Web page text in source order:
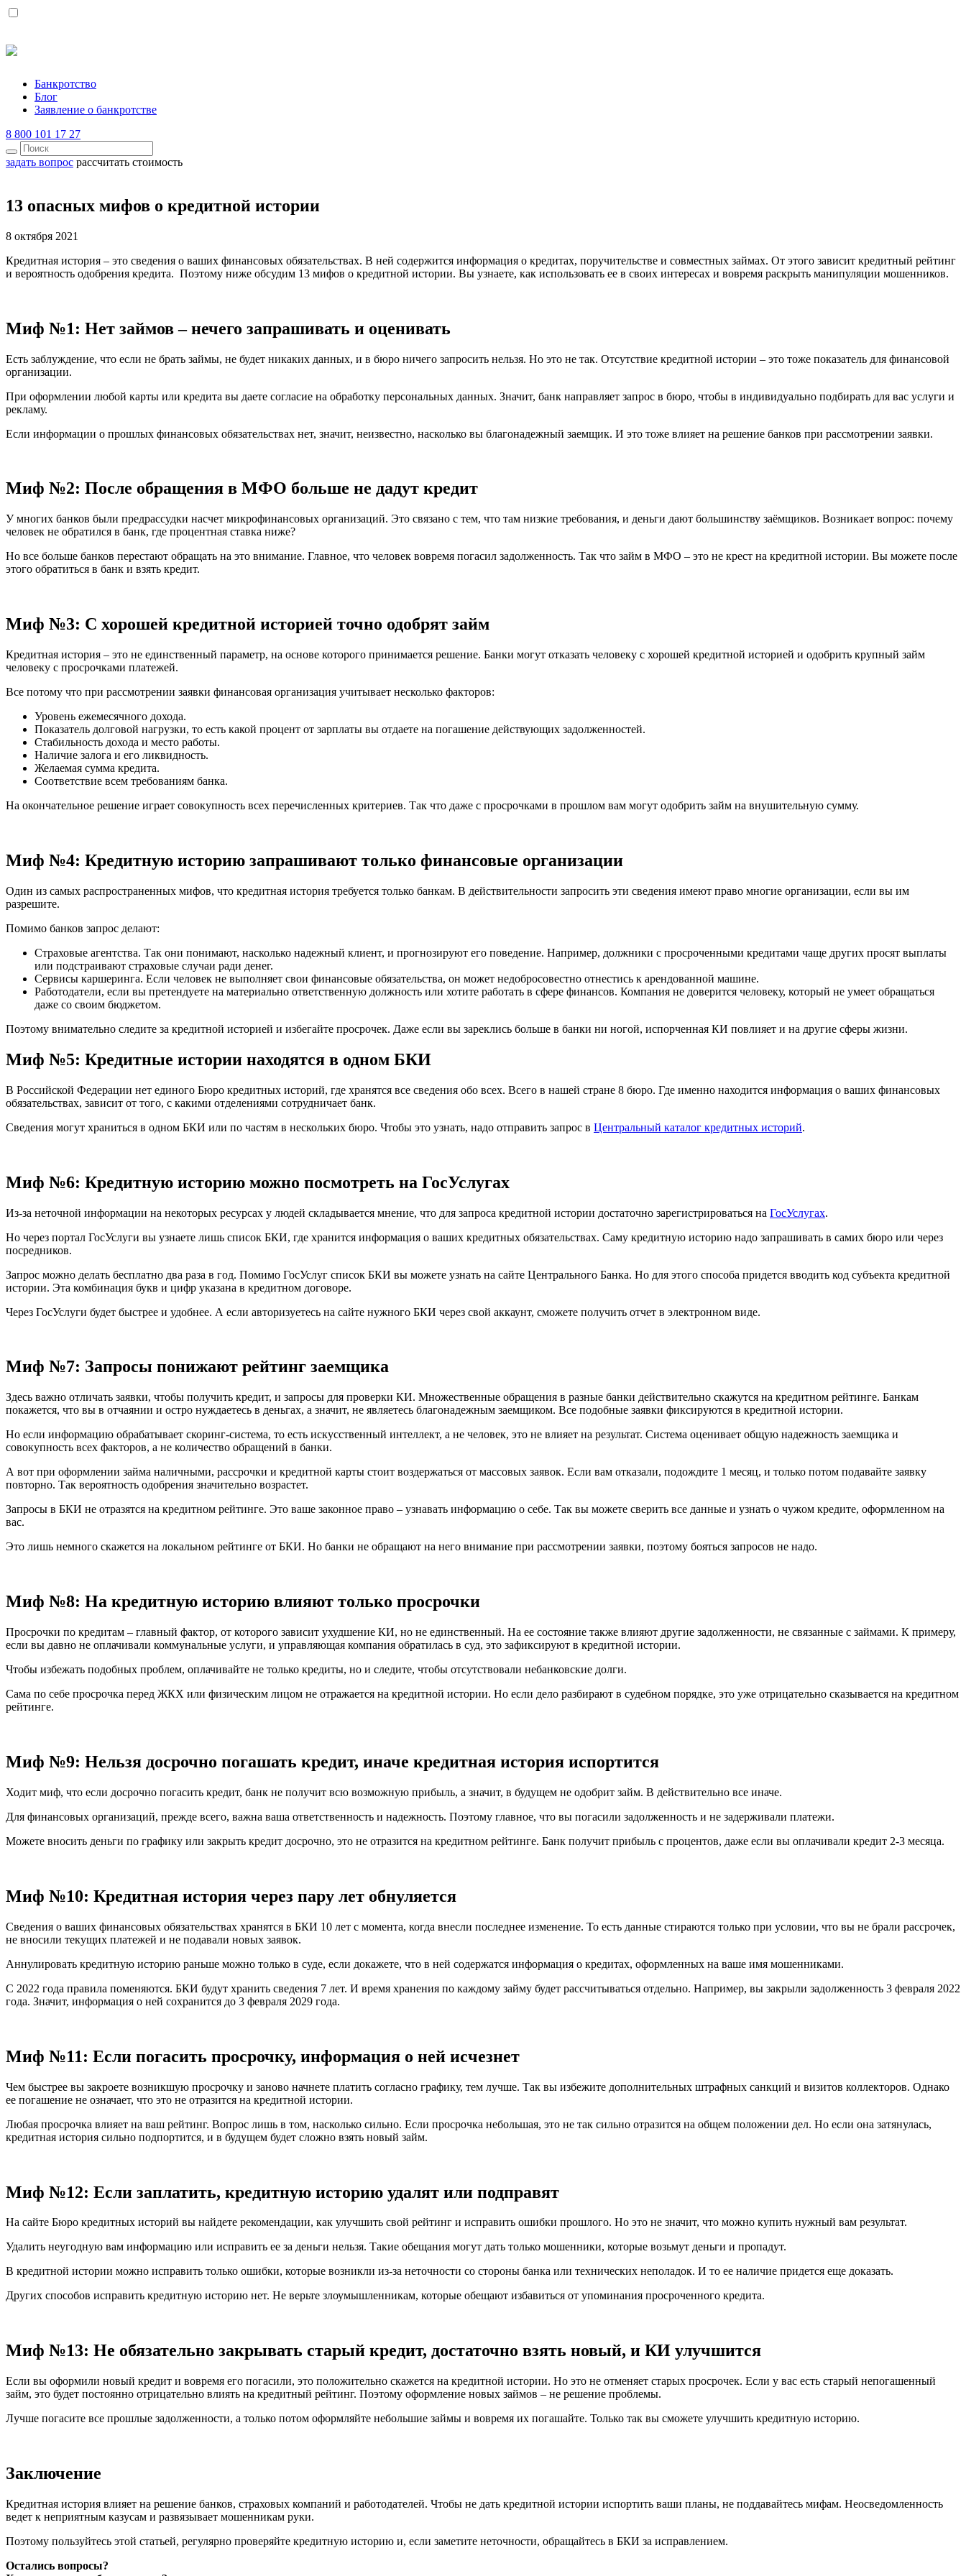
Банкротство
Блог
Заявление о банкротстве
8 800 101 17 27
задать вопрос рассчитать стоимость
13 опасных мифов о кредитной истории
8 октября 2021
Кредитная история – это сведения о ваших финансовых обязательствах. В ней содержится информация о кредитах, поручительстве и совместных займах. От этого зависит кредитный рейтинг
и вероятность одобрения кредита. Поэтому ниже обсудим 13 мифов о кредитной истории. Вы узнаете, как использовать ее в своих интересах и вовремя раскрыть манипуляции мошенников.
Миф №1: Нет займов – нечего запрашивать и оценивать
Есть заблуждение, что если не брать займы, не будет никаких данных, и в бюро ничего запросить нельзя. Но это не так. Отсутствие кредитной истории – это тоже показатель для финансовой
организации.
При оформлении любой карты или кредита вы даете согласие на обработку персональных данных. Значит, банк направляет запрос в бюро, чтобы в индивидуально подбирать для вас услуги и
рекламу.
Если информации о прошлых финансовых обязательствах нет, значит, неизвестно, насколько вы благонадежный заемщик. И это тоже влияет на решение банков при рассмотрении заявки.
Миф №2: После обращения в МФО больше не дадут кредит
У многих банков были предрассудки насчет микрофинансовых организаций. Это связано с тем, что там низкие требования, и деньги дают большинству заёмщиков. Возникает вопрос: почему
человек не обратился в банк, где процентная ставка ниже?
Но все больше банков перестают обращать на это внимание. Главное, что человек вовремя погасил задолженность. Так что займ в МФО – это не крест на кредитной истории. Вы можете после
этого обратиться в банк и взять кредит.
Миф №3: С хорошей кредитной историей точно одобрят займ
Кредитная история – это не единственный параметр, на основе которого принимается решение. Банки могут отказать человеку с хорошей кредитной историей и одобрить крупный займ
человеку с просрочками платежей.
Все потому что при рассмотрении заявки финансовая организация учитывает несколько факторов:
Уровень ежемесячного дохода.
Показатель долговой нагрузки, то есть какой процент от зарплаты вы отдаете на погашение действующих задолженностей.
Стабильность дохода и место работы.
Наличие залога и его ликвидность.
Желаемая сумма кредита.
Соответствие всем требованиям банка.
На окончательное решение играет совокупность всех перечисленных критериев. Так что даже с просрочками в прошлом вам могут одобрить займ на внушительную сумму.
Миф №4: Кредитную историю запрашивают только финансовые организации
Один из самых распространенных мифов, что кредитная история требуется только банкам. В действительности запросить эти сведения имеют право многие организации, если вы им
разрешите.
Помимо банков запрос делают:
Страховые агентства. Так они понимают, насколько надежный клиент, и прогнозируют его поведение. Например, должники с просроченными кредитами чаще других просят выплаты
или подстраивают страховые случаи ради денег.
Сервисы каршеринга. Если человек не выполняет свои финансовые обязательства, он может недобросовестно отнестись к арендованной машине.
Работодатели, если вы претендуете на материально ответственную должность или хотите работать в сфере финансов. Компания не доверится человеку, который не умеет обращаться
даже со своим бюджетом.
Поэтому внимательно следите за кредитной историей и избегайте просрочек. Даже если вы зареклись больше в банки ни ногой, испорченная КИ повлияет и на другие сферы жизни.
Миф №5: Кредитные истории находятся в одном БКИ
В Российской Федерации нет единого Бюро кредитных историй, где хранятся все сведения обо всех. Всего в нашей стране 8 бюро. Где именно находится информация о ваших финансовых
обязательствах, зависит от того, с какими отделениями сотрудничает банк.
Сведения могут храниться в одном БКИ или по частям в нескольких бюро. Чтобы это узнать, надо отправить запрос в Центральный каталог кредитных историй.
Миф №6: Кредитную историю можно посмотреть на ГосУслугах
Из-за неточной информации на некоторых ресурсах у людей складывается мнение, что для запроса кредитной истории достаточно зарегистрироваться на ГосУслугах.
Но через портал ГосУслуги вы узнаете лишь список БКИ, где хранится информация о ваших кредитных обязательствах. Саму кредитную историю надо запрашивать в самих бюро или через
посредников.
Запрос можно делать бесплатно два раза в год. Помимо ГосУслуг список БКИ вы можете узнать на сайте Центрального Банка. Но для этого способа придется вводить код субъекта кредитной
истории. Эта комбинация букв и цифр указана в кредитном договоре.
Через ГосУслуги будет быстрее и удобнее. А если авторизуетесь на сайте нужного БКИ через свой аккаунт, сможете получить отчет в электронном виде.
Миф №7: Запросы понижают рейтинг заемщика
Здесь важно отличать заявки, чтобы получить кредит, и запросы для проверки КИ. Множественные обращения в разные банки действительно скажутся на кредитном рейтинге. Банкам
покажется, что вы в отчаянии и остро нуждаетесь в деньгах, а значит, не являетесь благонадежным заемщиком. Все подобные заявки фиксируются в кредитной истории.
Но если информацию обрабатывает скоринг-система, то есть искусственный интеллект, а не человек, это не влияет на результат. Система оценивает общую надежность заемщика и
совокупность всех факторов, а не количество обращений в банки.
А вот при оформлении займа наличными, рассрочки и кредитной карты стоит воздержаться от массовых заявок. Если вам отказали, подождите 1 месяц, и только потом подавайте заявку
повторно. Так вероятность одобрения значительно возрастет.
Запросы в БКИ не отразятся на кредитном рейтинге. Это ваше законное право – узнавать информацию о себе. Так вы можете сверить все данные и узнать о чужом кредите, оформленном на
вас.
Это лишь немного скажется на локальном рейтинге от БКИ. Но банки не обращают на него внимание при рассмотрении заявки, поэтому бояться запросов не надо.
Миф №8: На кредитную историю влияют только просрочки
Просрочки по кредитам – главный фактор, от которого зависит ухудшение КИ, но не единственный. На ее состояние также влияют другие задолженности, не связанные с займами. К примеру,
если вы давно не оплачивали коммунальные услуги, и управляющая компания обратилась в суд, это зафиксируют в кредитной истории.
Чтобы избежать подобных проблем, оплачивайте не только кредиты, но и следите, чтобы отсутствовали небанковские долги.
Сама по себе просрочка перед ЖКХ или физическим лицом не отражается на кредитной истории. Но если дело разбирают в судебном порядке, это уже отрицательно сказывается на кредитном
рейтинге.
Миф №9: Нельзя досрочно погашать кредит, иначе кредитная история испортится
Ходит миф, что если досрочно погасить кредит, банк не получит всю возможную прибыль, а значит, в будущем не одобрит займ. В действительно все иначе.
Для финансовых организаций, прежде всего, важна ваша ответственность и надежность. Поэтому главное, что вы погасили задолженность и не задерживали платежи.
Можете вносить деньги по графику или закрыть кредит досрочно, это не отразится на кредитном рейтинге. Банк получит прибыль с процентов, даже если вы оплачивали кредит 2-3 месяца.
Миф №10: Кредитная история через пару лет обнуляется
Сведения о ваших финансовых обязательствах хранятся в БКИ 10 лет с момента, когда внесли последнее изменение. То есть данные стираются только при условии, что вы не брали рассрочек,
не вносили текущих платежей и не подавали новых заявок.
Аннулировать кредитную историю раньше можно только в суде, если докажете, что в ней содержатся информация о кредитах, оформленных на ваше имя мошенниками.
С 2022 года правила поменяются. БКИ будут хранить сведения 7 лет. И время хранения по каждому займу будет рассчитываться отдельно. Например, вы закрыли задолженность 3 февраля 2022
года. Значит, информация о ней сохранится до 3 февраля 2029 года.
Миф №11: Если погасить просрочку, информация о ней исчезнет
Чем быстрее вы закроете возникшую просрочку и заново начнете платить согласно графику, тем лучше. Так вы избежите дополнительных штрафных санкций и визитов коллекторов. Однако
ее погашение не означает, что это не отразится на кредитной истории.
Любая просрочка влияет на ваш рейтинг. Вопрос лишь в том, насколько сильно. Если просрочка небольшая, это не так сильно отразится на общем положении дел. Но если она затянулась,
кредитная история сильно подпортится, и в будущем будет сложно взять новый займ.
Миф №12: Если заплатить, кредитную историю удалят или подправят
На сайте Бюро кредитных историй вы найдете рекомендации, как улучшить свой рейтинг и исправить ошибки прошлого. Но это не значит, что можно купить нужный вам результат.
Удалить неугодную вам информацию или исправить ее за деньги нельзя. Такие обещания могут дать только мошенники, которые возьмут деньги и пропадут.
В кредитной истории можно исправить только ошибки, которые возникли из-за неточности со стороны банка или технических неполадок. И то ее наличие придется еще доказать.
Других способов исправить кредитную историю нет. Не верьте злоумышленникам, которые обещают избавиться от упоминания просроченного кредита.
Миф №13: Не обязательно закрывать старый кредит, достаточно взять новый, и КИ улучшится
Если вы оформили новый кредит и вовремя его погасили, это положительно скажется на кредитной истории. Но это не отменяет старых просрочек. Если у вас есть старый непогашенный
займ, это будет постоянно отрицательно влиять на кредитный рейтинг. Поэтому оформление новых займов – не решение проблемы.
Лучше погасите все прошлые задолженности, а только потом оформляйте небольшие займы и вовремя их погашайте. Только так вы сможете улучшить кредитную историю.
Заключение
Кредитная история влияет на решение банков, страховых компаний и работодателей. Чтобы не дать кредитной истории испортить ваши планы, не поддавайтесь мифам. Неосведомленность
ведет к неприятным казусам и развязывает мошенникам руки.
Поэтому пользуйтесь этой статьей, регулярно проверяйте кредитную историю и, если заметите неточности, обращайтесь в БКИ за исправлением.
Остались вопросы?